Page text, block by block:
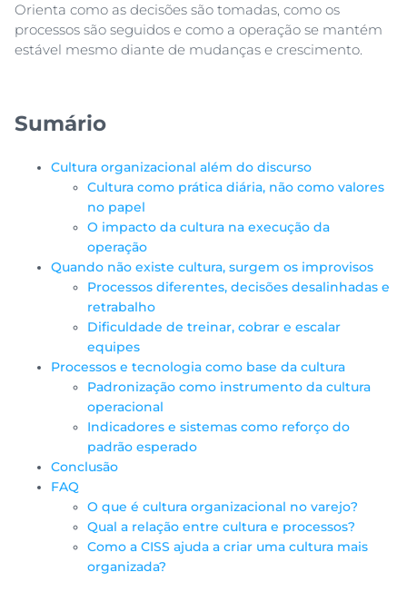
Orienta como as decisões são tomadas, como os
processos são seguidos e como a operação se mantém
estável mesmo diante de mudanças e crescimento.
Sumário
Cultura organizacional além do discurso
Cultura como prática diária, não como valores
no papel
O impacto da cultura na execução da
operação
Quando não existe cultura, surgem os improvisos
Processos diferentes, decisões desalinhadas e
retrabalho
Dificuldade de treinar, cobrar e escalar
equipes
Processos e tecnologia como base da cultura
Padronização como instrumento da cultura
operacional
Indicadores e sistemas como reforço do
padrão esperado
Conclusão
FAQ
O que é cultura organizacional no varejo?
Qual a relação entre cultura e processos?
Como a CISS ajuda a criar uma cultura mais
organizada?